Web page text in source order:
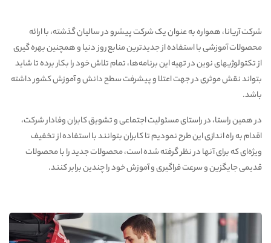
شرکت آریانا، همواره به عنوان یک شرکت پیشرو در سالیان گذشته، با ارائه
محصولات آموزشی با استفاده از جدیدترین منابع روز دنیا و همچنین بهره گیری
از تکتولوژیهای نوین در تهیه این برنامه‌ها، تمام تلاش خود را بکار برده تا شاید
بتواند نقش موثری در جهت اعتلا و پیشرفت سطح دانش و آموزش کشور داشته
باشد.
در همین راستا، در راستای مسئولیت اجتماعی و تشویق کابران وفادار شرکت،
اقدام به راه اندازی این طرح نمودیم تا کابران بتوانند با استفاده از تخفیف
ویژه‌ای که برای آنها در نظر گرفته شده است، محصولات جدید را با محصولات
قدیمی جایگزین و سرعت فراگیری و آموزش خود را چندین برابر کنند.